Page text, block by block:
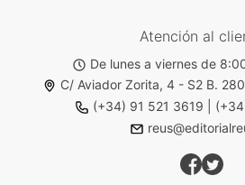
Atención al
De lunes a viernes de
C/ Aviador Zorita, 4 - S2 B.
(+34) 91 521 3619